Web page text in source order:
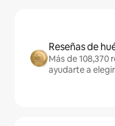
Reseñas de
Más de 108,370
ayudarte a elegir